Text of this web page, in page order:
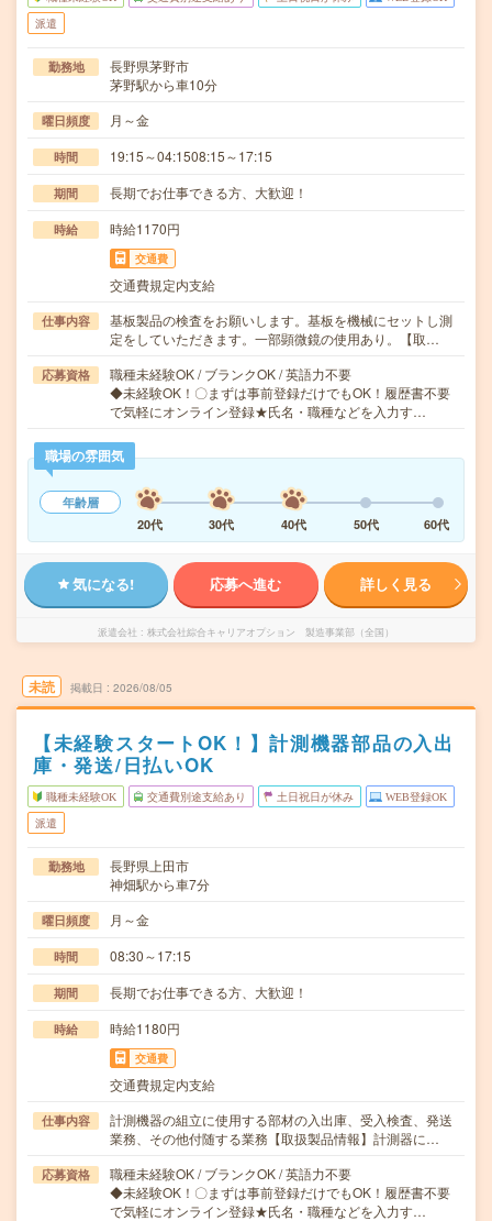
派遣
勤務地
長野県茅野市
茅野駅から車10分
曜日頻度 月～金
時間 19:15～04:1508:15～17:15
期間 長期でお仕事できる方、大歓迎！
時給 時給1170円
交通費
交通費規定内支給
仕事内容
基板製品の検査をお願いします。基板を機械にセットし測
定をしていただきます。一部顕微鏡の使用あり。【取…
応募資格
職種未経験OK / ブランクOK / 英語力不要
◆未経験OK！〇まずは事前登録だけでもOK！履歴書不要
で気軽にオンライン登録★氏名・職種などを入力す…
職場の雰囲気
年齢層
20代
30代 40代 50代 60代
気になる! 応募へ進む 詳しく見る
派遣会社 株式会社綜合キャリアオプション 製造事業部（全国）
未読 掲載日 2026/08/05
【未経験スタートOK！】計測機器部品の入出
庫・発送/日払いOK
職種未経験OK 交通費別途支給あり 土日祝日が休み WEB登録OK
派遣
勤務地
長野県上田市
神畑駅から車7分
曜日頻度 月～金
時間 08:30～17:15
期間 長期でお仕事できる方、大歓迎！
時給 時給1180円
交通費
交通費規定内支給
仕事内容
計測機器の組立に使用する部材の入出庫、受入検査、発送
業務、その他付随する業務【取扱製品情報】計測器に…
応募資格
職種未経験OK / ブランクOK / 英語力不要
◆未経験OK！〇まずは事前登録だけでもOK！履歴書不要
で気軽にオンライン登録★氏名・職種などを入力す…